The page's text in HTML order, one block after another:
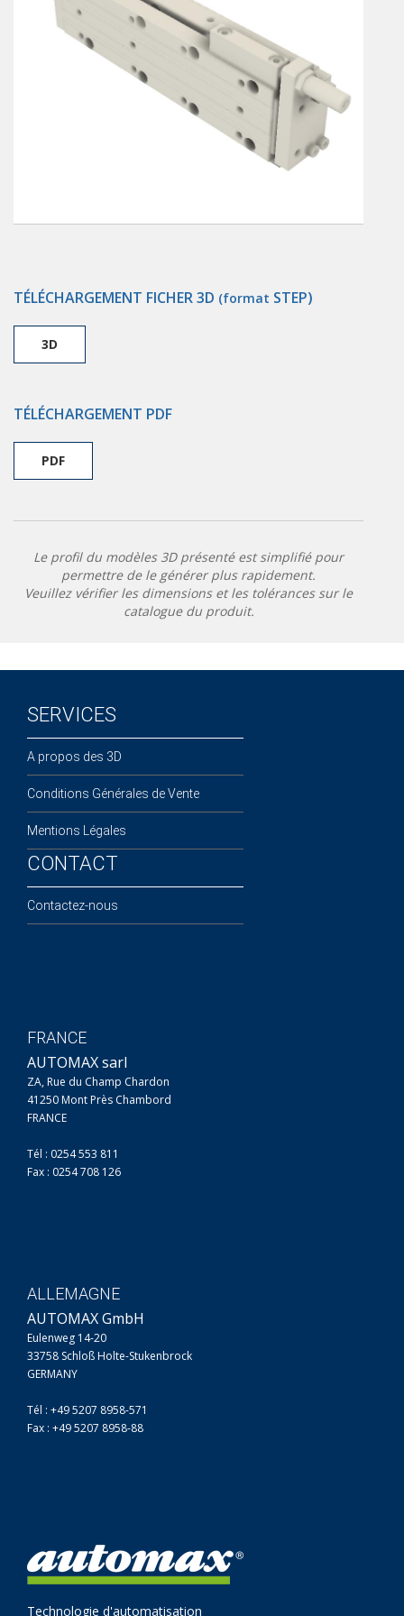
TÉLÉCHARGEMENT FICHER 3D (format STEP)
3D
TÉLÉCHARGEMENT PDF
PDF
Le profil du modèles 3D présenté est simplifié pour
permettre de le générer plus rapidement.
Veuillez vérifier les dimensions et les tolérances sur le
catalogue du produit.
SERVICES
A propos des 3D
Conditions Générales de Vente
Mentions Légales
CONTACT
Contactez-nous
FRANCE
AUTOMAX sarl
ZA, Rue du Champ Chardon
41250 Mont Près Chambord
FRANCE
Tél : 0254 553 811
Fax : 0254 708 126
ALLEMAGNE
AUTOMAX GmbH
Eulenweg 14-20
33758 Schloß Holte-Stukenbrock
GERMANY
Tél : +49 5207 8958-571
Fax : +49 5207 8958-88
Technologie d'automatisation